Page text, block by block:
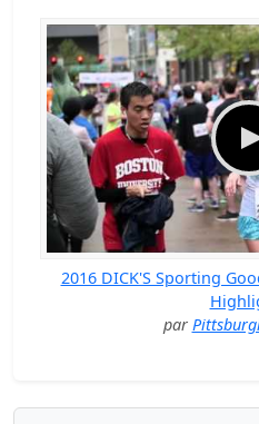
2016 DICK'S Sporting
par